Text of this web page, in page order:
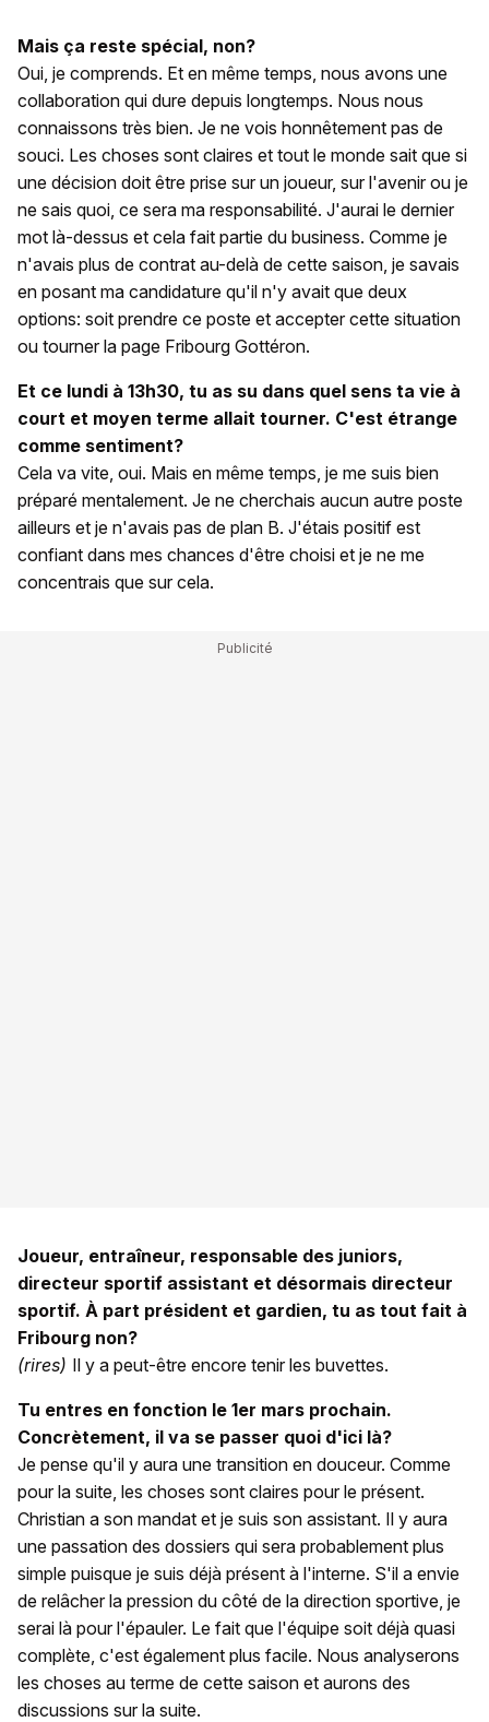
Mais ça reste spécial, non?
Oui, je comprends. Et en même temps, nous avons une
collaboration qui dure depuis longtemps. Nous nous
connaissons très bien. Je ne vois honnêtement pas de
souci. Les choses sont claires et tout le monde sait que si
une décision doit être prise sur un joueur, sur l'avenir ou je
ne sais quoi, ce sera ma responsabilité. J'aurai le dernier
mot là-dessus et cela fait partie du business. Comme je
n'avais plus de contrat au-delà de cette saison, je savais
en posant ma candidature qu'il n'y avait que deux
options: soit prendre ce poste et accepter cette situation
ou tourner la page Fribourg Gottéron.
Et ce lundi à 13h30, tu as su dans quel sens ta vie à
court et moyen terme allait tourner. C'est étrange
comme sentiment?
Cela va vite, oui. Mais en même temps, je me suis bien
préparé mentalement. Je ne cherchais aucun autre poste
ailleurs et je n'avais pas de plan B. J'étais positif est
confiant dans mes chances d'être choisi et je ne me
concentrais que sur cela.
Joueur, entraîneur, responsable des juniors,
directeur sportif assistant et désormais directeur
sportif. À part président et gardien, tu as tout fait à
Fribourg non?
(rires) Il y a peut-être encore tenir les buvettes.
Tu entres en fonction le 1er mars prochain.
Concrètement, il va se passer quoi d'ici là?
Je pense qu'il y aura une transition en douceur. Comme
pour la suite, les choses sont claires pour le présent.
Christian a son mandat et je suis son assistant. Il y aura
une passation des dossiers qui sera probablement plus
simple puisque je suis déjà présent à l'interne. S'il a envie
de relâcher la pression du côté de la direction sportive, je
serai là pour l'épauler. Le fait que l'équipe soit déjà quasi
complète, c'est également plus facile. Nous analyserons
les choses au terme de cette saison et aurons des
discussions sur la suite.